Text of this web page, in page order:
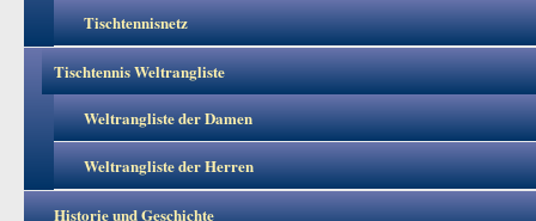
Tischtennisnetz
Tischtennis Weltrangliste
Weltrangliste der Damen
Weltrangliste der Herren
Historie und Geschichte